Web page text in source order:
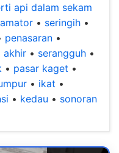
api dalam sekam
• seringih •
penasaran •
akhir • serangguh •
• pasar kaget •
• ikat •
• kedau • sonoran